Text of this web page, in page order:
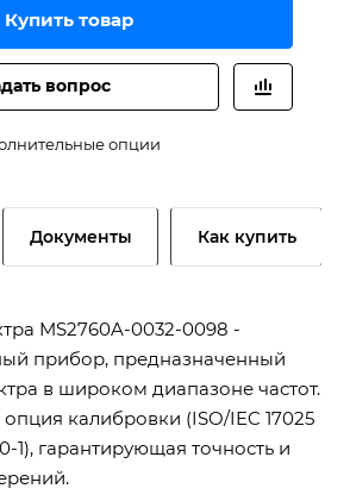
Купить товар
вопрос
опции
Документы Как купить
MS2760A-0032-0098 -
прибор, предназначенный
в широком диапазоне частот.
калибровки (ISO/IEC 17025
1), гарантирующая точность и